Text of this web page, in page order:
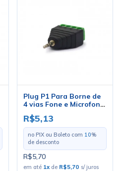
Plug P1 Para Borne de
4 vias Fone e Microfone
- JD15-1013 - Jinda
R$5,13
no PIX ou Boleto com 10%
de desconto
R$5,70
em até 1x de R$5,70 s/ juros